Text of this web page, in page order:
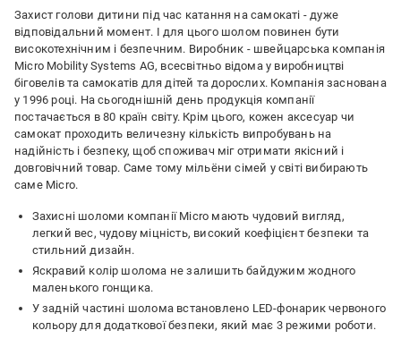
Захист голови дитини під час катання на самокаті - дуже
відповідальний момент. І для цього шолом повинен бути
високотехнічним і безпечним. Виробник - швейцарська компанія
Micro Mobility Systems AG, всесвітньо відома у виробництві
біговелів та самокатів для дітей та дорослих. Компанія заснована
у 1996 році. На сьогоднішній день продукція компанії
постачається в 80 країн світу. Крім цього, кожен аксесуар чи
самокат проходить величезну кількість випробувань на
надійність і безпеку, щоб споживач міг отримати якісний і
довговічний товар. Саме тому мільёни сімей у світі вибирають
саме Micro.
Захисні шоломи компанії Micro мають чудовий вигляд,
легкий вес, чудову міцність, високий коефіцієнт безпеки та
стильний дизайн.
Яскравий колір шолома не залишить байдужим жодного
маленького гонщика.
У задній частині шолома встановлено LED-фонарик червоного
кольору для додаткової безпеки, який має 3 режими роботи.